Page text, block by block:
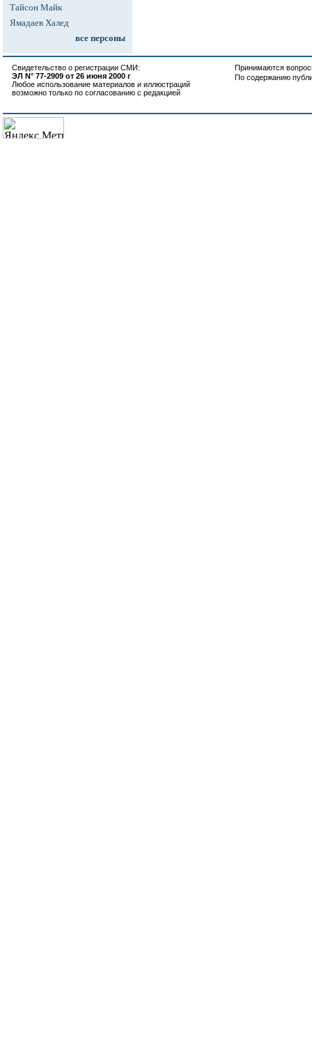
Тайсон Майк
Ямадаев Халед
все персоны
Свидетельство о регистрации СМИ:
ЭЛ N° 77-2909 от 26 июня 2000 г
Любое использование материалов и иллюстраций
возможно только по согласованию с редакцией
Принимаются
По содержанию